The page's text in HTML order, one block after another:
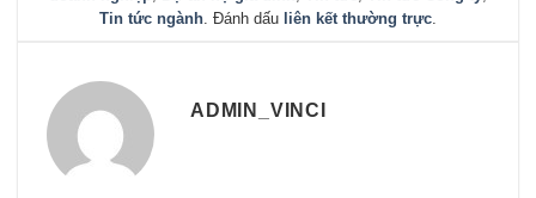
Tin tức ngành. Đánh dấu liên kết thường trực.
ADMIN_VINCI